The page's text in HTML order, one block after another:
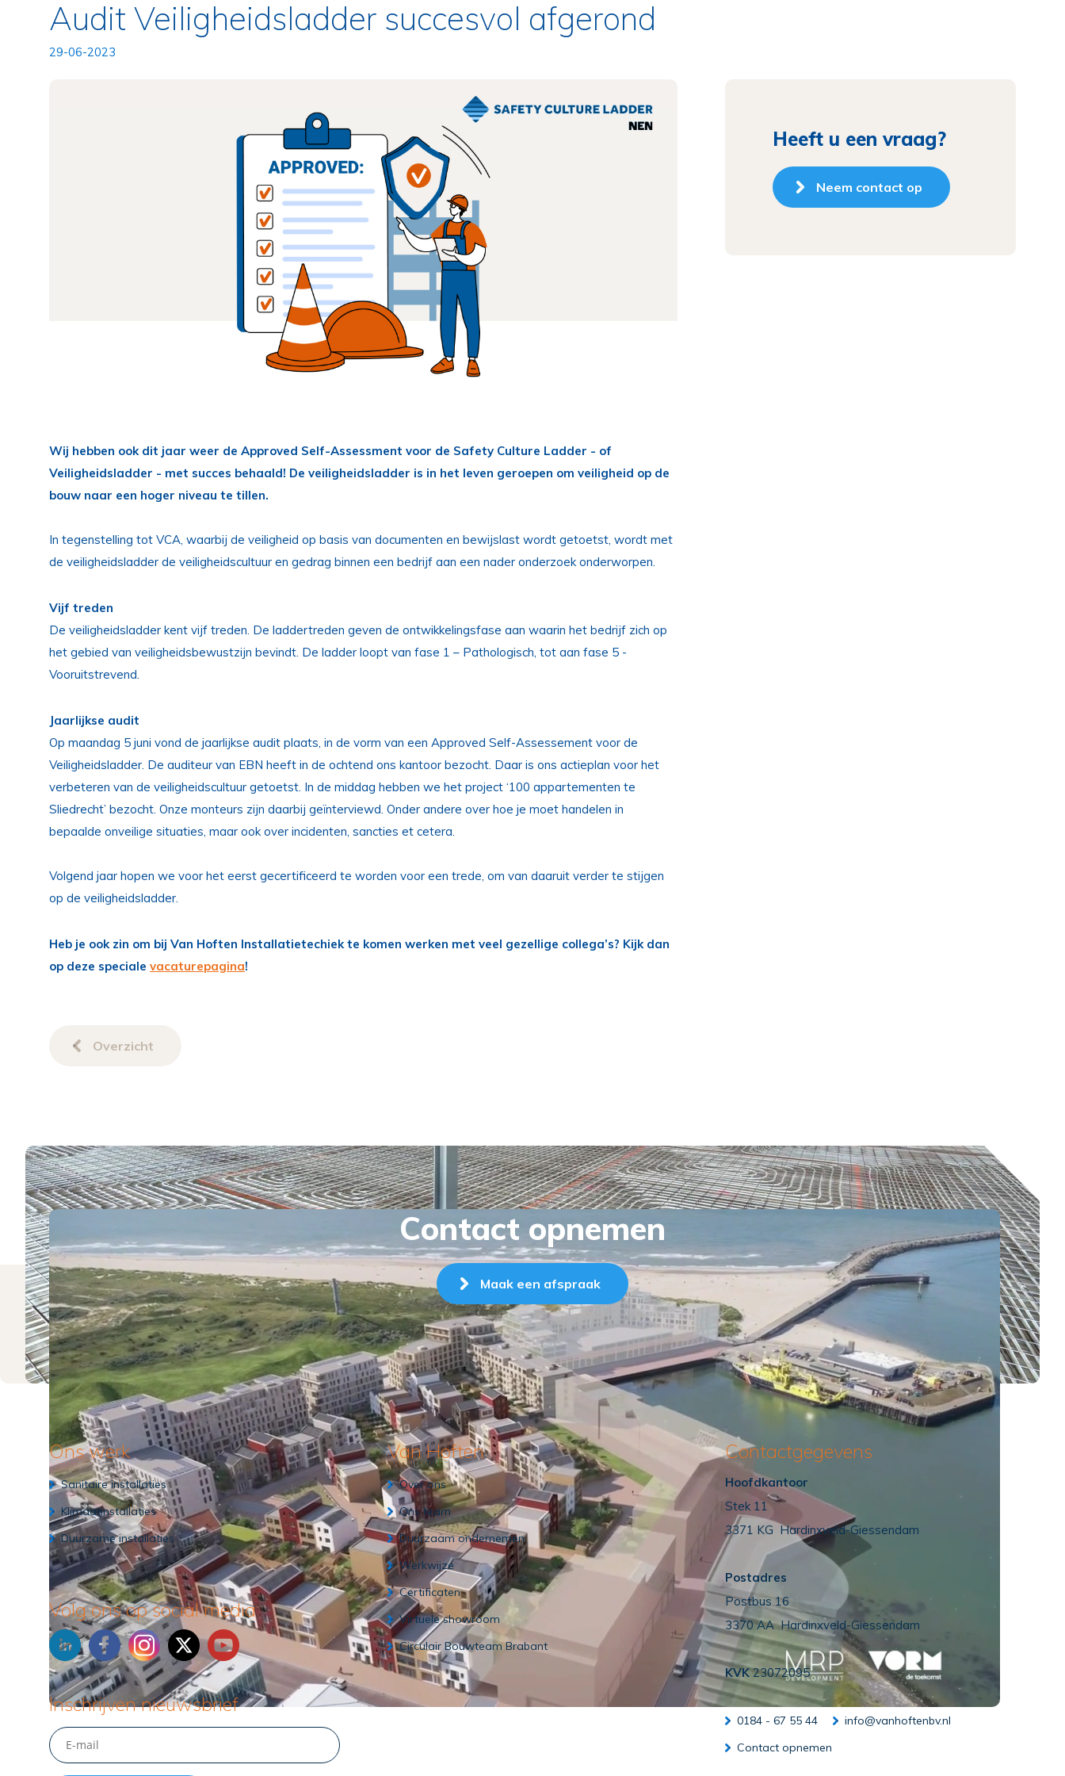
Audit Veiligheidsladder succesvol afgerond
29-06-2023
Wij hebben ook dit jaar weer de Approved Self-Assessment voor de Safety Culture Ladder - of
Veiligheidsladder - met succes behaald! De veiligheidsladder is in het leven geroepen om veiligheid op de
bouw naar een hoger niveau te tillen.
In tegenstelling tot VCA, waarbij de veiligheid op basis van documenten en bewijslast wordt getoetst, wordt met
de veiligheidsladder de veiligheidscultuur en gedrag binnen een bedrijf aan een nader onderzoek onderworpen.
Vijf treden
De veiligheidsladder kent vijf treden. De laddertreden geven de ontwikkelingsfase aan waarin het bedrijf zich op
het gebied van veiligheidsbewustzijn bevindt. De ladder loopt van fase 1 – Pathologisch, tot aan fase 5 -
Vooruitstrevend.
Jaarlijkse audit
Op maandag 5 juni vond de jaarlijkse audit plaats, in de vorm van een Approved Self-Assessement voor de
Veiligheidsladder. De auditeur van EBN heeft in de ochtend ons kantoor bezocht. Daar is ons actieplan voor het
verbeteren van de veiligheidscultuur getoetst. In de middag hebben we het project ‘100 appartementen te
Sliedrecht’ bezocht. Onze monteurs zijn daarbij geïnterviewd. Onder andere over hoe je moet handelen in
bepaalde onveilige situaties, maar ook over incidenten, sancties et cetera.
Volgend jaar hopen we voor het eerst gecertificeerd te worden voor een trede, om van daaruit verder te stijgen
op de veiligheidsladder.
Heb je ook zin om bij Van Hoften Installatietechiek te komen werken met veel gezellige collega’s? Kijk dan
op deze speciale vacaturepagina!
Heeft u een vraag?
Neem contact op
Overzicht
Contact opnemen
Maak een afspraak
Ons werk
Sanitaire installaties
Klimaatinstallaties
Duurzame installaties
Volg ons op social media
Inschrijven nieuwsbrief
Van Hoften
Over ons
Ons team
Duurzaam ondernemen
Werkwijze
Certificaten
Virtuele showroom
Circulair Bouwteam Brabant
Contactgegevens
Hoofdkantoor
Stek 11
3371 KG Hardinxveld-Giessendam
Postadres
Postbus 16
3370 AA Hardinxveld-Giessendam
KVK23072095
0184 - 67 55 44
info@vanhoftenbv.nl
Contact opnemen